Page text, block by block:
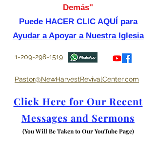
Demás"
Puede HACER CLIC AQUÍ para
Ayudar a Apoyar a Nuestra Iglesia
1-209-298-1519
Pastor@NewHarvestRevivalCenter.com
Click Here for Our Recent
Messages and Sermons
(You Will Be Taken to Our YouTube Page)